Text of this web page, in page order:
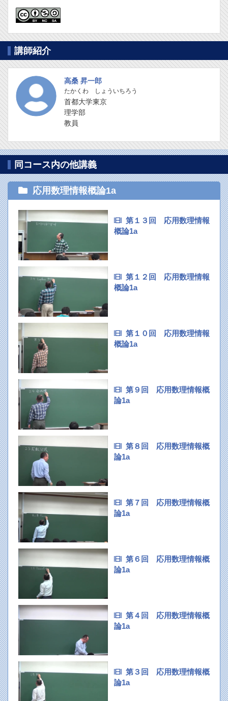
講師紹介
高桑 昇一郎
たかくわ しょういちろう
首都大学東京
理学部
教員
同コース内の他講義
応用数理情報概論1a
第１３回 応用数理情報
概論1a
第１２回 応用数理情報
概論1a
第１０回 応用数理情報
概論1a
第９回 応用数理情報概
論1a
第８回 応用数理情報概
論1a
第７回 応用数理情報概
論1a
第６回 応用数理情報概
論1a
第４回 応用数理情報概
論1a
第３回 応用数理情報概
論1a